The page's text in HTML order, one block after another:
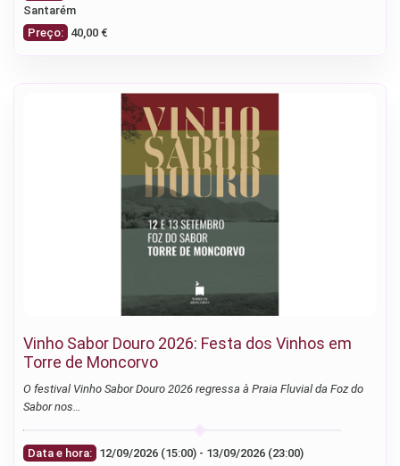
Santarém
Preço: 40,00 €
Vinho Sabor Douro 2026: Festa dos Vinhos em
Torre de Moncorvo
O festival Vinho Sabor Douro 2026 regressa à Praia Fluvial da Foz do
Sabor nos…
Data e hora:
12/09/2026 (15:00) - 13/09/2026 (23:00)